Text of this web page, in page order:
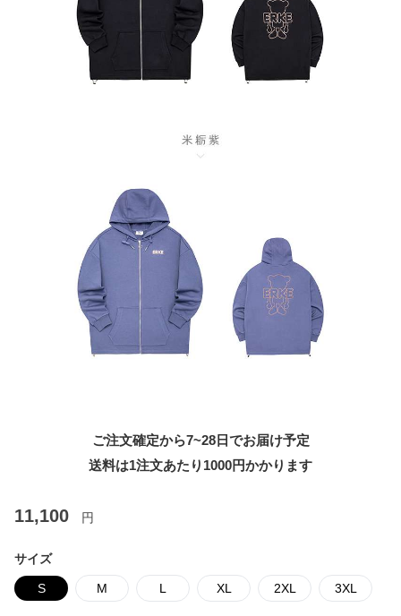
ご注文確定から7~28日でお届け予定
送料は1注文あたり 1000円かかります
11,100 円
サイズ
S M L XL 2XL 3XL